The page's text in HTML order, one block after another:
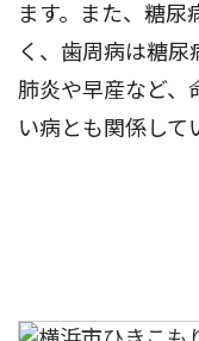
ます。また、糖尿
く、歯周病は糖尿
肺炎や早産など、
い病とも関係して